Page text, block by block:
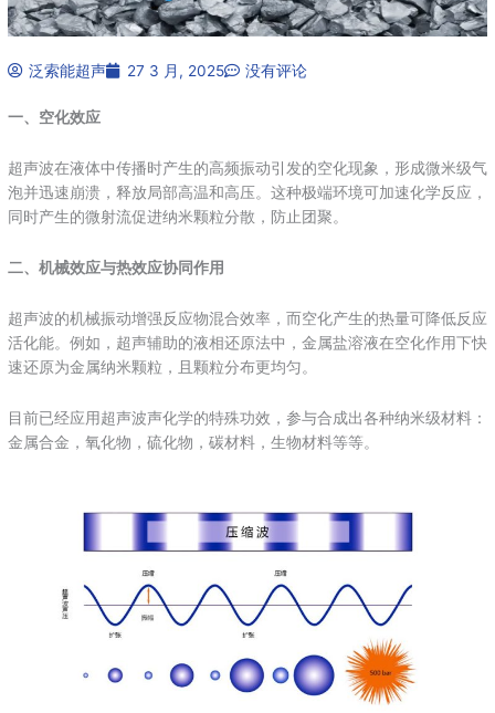
泛索能超声 27 3 月, 2025 没有评论
一、空化效应
超声波在液体中传播时产生的高频振动引发的空化现象，形成微米级气
泡并迅速崩溃，释放局部高温和高压。这种极端环境可加速化学反应，
同时产生的微射流促进纳米颗粒分散，防止团聚。
二、机械效应与热效应协同作用
超声波的机械振动增强反应物混合效率，而空化产生的热量可降低反应
活化能。例如，超声辅助的液相还原法中，金属盐溶液在空化作用下快
速还原为金属纳米颗粒，且颗粒分布更均匀。
目前已经应用超声波声化学的特殊功效，参与合成出各种纳米级材料：
金属合金，氧化物，硫化物，碳材料，生物材料等等。